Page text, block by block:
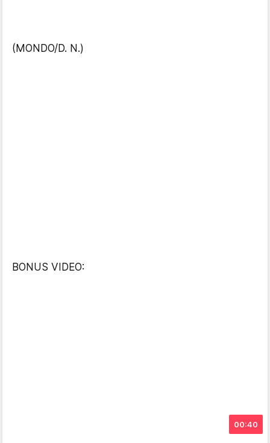
(MONDO/D. N.)
BONUS VIDEO:
00:40